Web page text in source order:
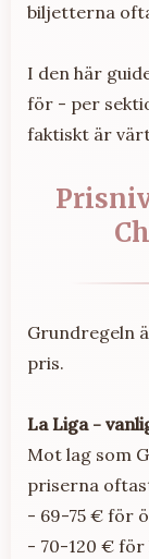
biljetterna
I den här
för - per
faktiskt är
Grundregeln
pris.
La Liga -
Mot lag som
priserna
- 69-75 € för
- 70-120 € för